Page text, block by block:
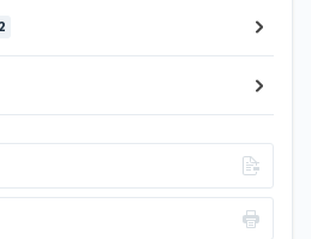
2